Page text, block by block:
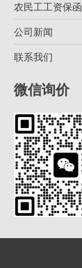
农民工工资保函
公司新闻
联系我们
微信询价